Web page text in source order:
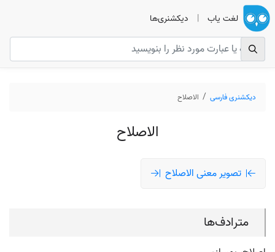
لغت یاب | دیکشنری‌ها
دیکشنری فارسی الاصلاح
الاصلاح
تصویر معنی الاصلاح
مترادف‌ها